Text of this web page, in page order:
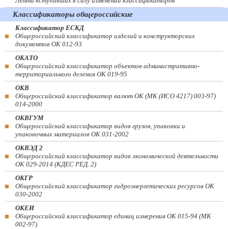
Классификаторы общероссийские
Классификатор ЕСКД
Общероссийский классификатор изделий и конструкторских
документов ОК 012-93
ОКАТО
Общероссийский классификатор объектов административно-
территориального деления ОК 019-95
ОКВ
Общероссийский классификатор валют ОК (МК (ИСО 4217) 003-97)
014-2000
ОКВГУМ
Общероссийский классификатор видов грузов, упаковки и
упаковочных материалов ОК 031-2002
ОКВЭД 2
Общероссийский классификатор видов экономической деятельности
ОК 029-2014 (КДЕС РЕД. 2)
ОКГР
Общероссийский классификатор гидроэнергетических ресурсов ОК
030-2002
ОКЕИ
Общероссийский классификатор единиц измерения ОК 015-94 (МК
002-97)